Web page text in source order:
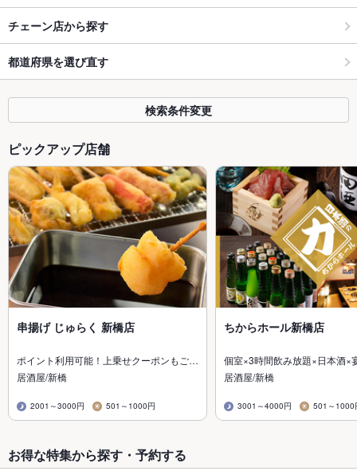
チェーン店から探す
都道府県を選び直す
検索条件変更
ピックアップ店舗
串揚げ じゅらく 新橋店
ポイント利用可能！上乗せクーポンもご…
居酒屋/新橋
2001～3000円 501～1000円
ちからホール新橋店
個室×3時間飲み放題×日本酒×
居酒屋/新橋
3001～4000円 501～1000
お得な特集から探す・予約する